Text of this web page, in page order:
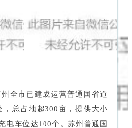
全市已建成运营普通国省道
，总占地超300亩，提供大小
电车位达100个。苏州普通国